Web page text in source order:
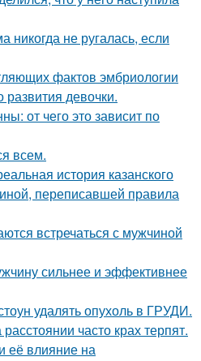
не ругалась, если
фактов эмбриологии
развития девочки.
от чего это зависит по
всем.
история казанского
переписавшей правила
встречаться с мужчиной
сильнее и эффективнее
удалять опухоль в ГРУДИ.
часто крах терпят.
её влияние на